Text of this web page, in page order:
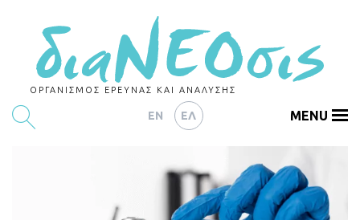
ΟΡΓΑΝΙΣΜΟΣ ΕΡΕΥΝΑΣ ΚΑΙ ΑΝΑΛΥΣΗΣ
EN ΕΛ
ΕΡΕΥΝΕΣ
ΑΡΘΡΟΓΡΑΦΙΑ
MENU